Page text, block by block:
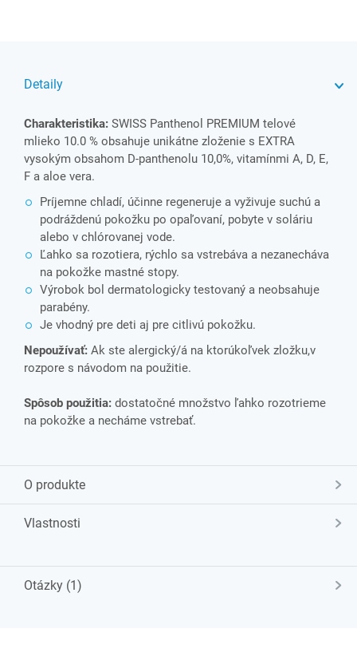
Detaily
Charakteristika: SWISS Panthenol PREMIUM telové
mlieko 10.0 % obsahuje unikátne zloženie s EXTRA
vysokým obsahom D-panthenolu 10,0%, vitamínmi A, D, E,
F a aloe vera.
Príjemne chladí, účinne regeneruje a vyživuje suchú a
podráždenú pokožku po opaľovaní, pobyte v soláriu
alebo v chlórovanej vode.
Ľahko sa rozotiera, rýchlo sa vstrebáva a nezanecháva
na pokožke mastné stopy.
Výrobok bol dermatologicky testovaný a neobsahuje
parabény.
Je vhodný pre deti aj pre citlivú pokožku.
Nepoužívať: Ak ste alergický/á na ktorúkoľvek zložku,v
rozpore s návodom na použitie.
Spôsob použitia: dostatočné množstvo ľahko rozotrieme
na pokožke a necháme vstrebať.
O produkte
Vlastnosti
Otázky (1)